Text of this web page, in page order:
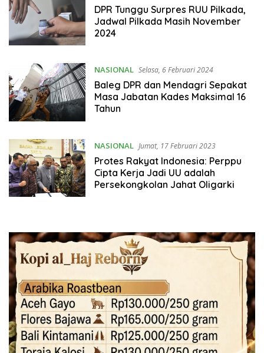
DPR Tunggu Surpres RUU Pilkada,
Jadwal Pilkada Masih November
2024
NASIONAL Selasa, 6 Februari 2024
Baleg DPR dan Mendagri Sepakat
Masa Jabatan Kades Maksimal 16
Tahun
NASIONAL Jumat, 17 Februari 2023
Protes Rakyat Indonesia: Perppu
Cipta Kerja Jadi UU adalah
Persekongkolan Jahat Oligarki